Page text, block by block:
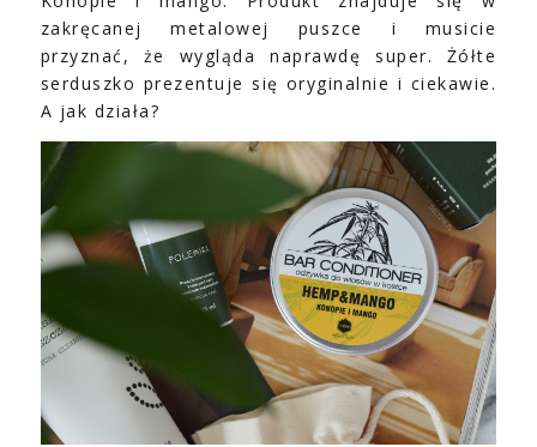
zakręcanej metalowej puszce i musicie
przyznać, że wygląda naprawdę super. Żółte
serduszko prezentuje się oryginalnie i ciekawie.
A jak działa?